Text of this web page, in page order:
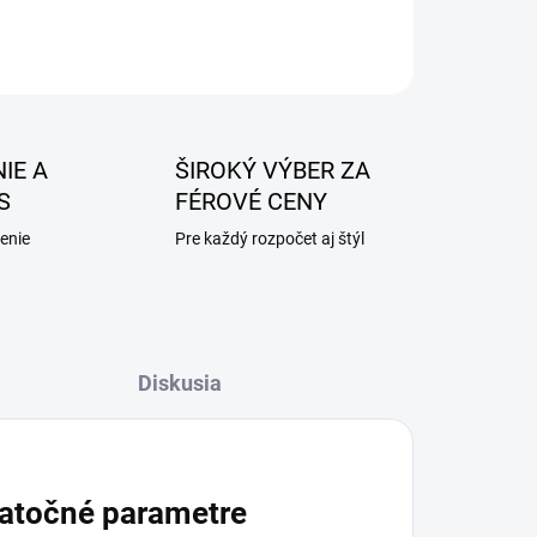
A
ŠIROKÝ VÝBER ZA
FÉROVÉ CENY
Pre každý rozpočet aj štýl
Diskusia
parametre